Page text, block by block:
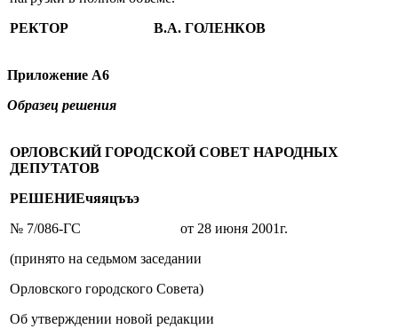
РЕКТОР В.А. ГОЛЕНКОВ
Приложение А6
Образец решения
ОРЛОВСКИЙ ГОРОДСКОЙ СОВЕТ НАРОДНЫХ
ДЕПУТАТОВ
РЕШЕНИЕчяяцъъэ
№ 7/086-ГС от 28 июня 2001г.
(принято на седьмом заседании
Орловского городского Совета)
Об утверждении новой редакции